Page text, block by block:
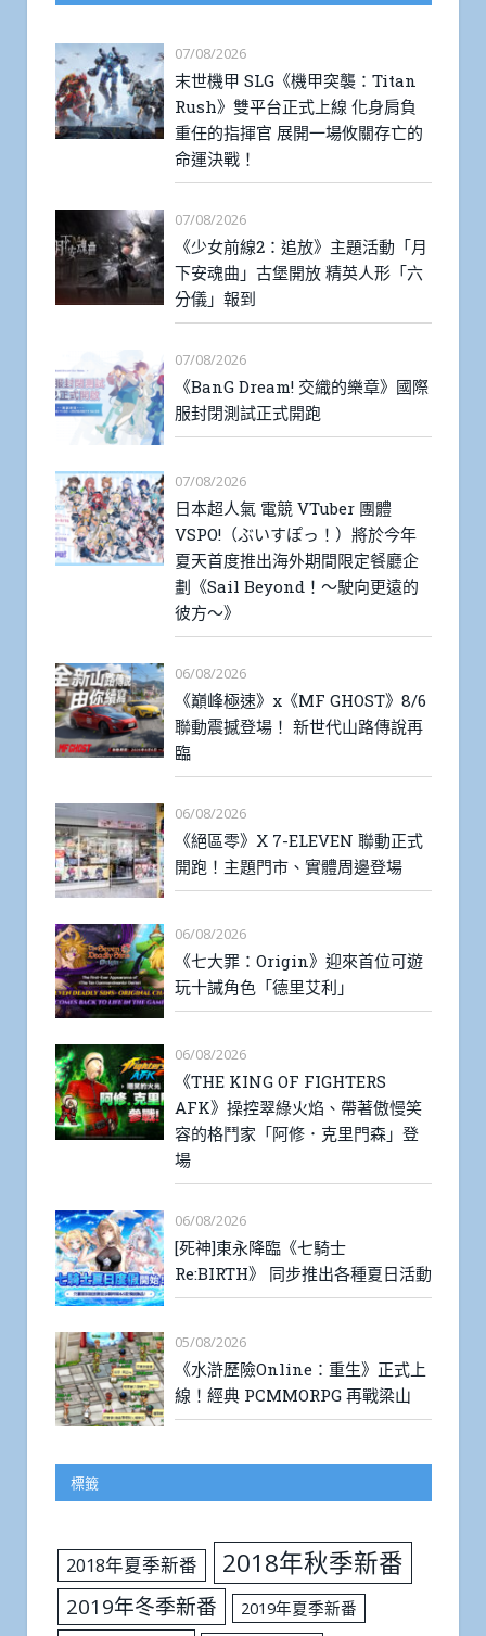
07/08/2026
末世機甲 SLG《機甲突襲：Titan
Rush》雙平台正式上線 化身肩負
重任的指揮官 展開一場攸關存亡的
命運決戰！
07/08/2026
《少女前線2：追放》主題活動「月
下安魂曲」古堡開放 精英人形「六
分儀」報到
07/08/2026
《BanG Dream! 交織的樂章》國際
服封閉測試正式開跑
07/08/2026
日本超人氣 電競 VTuber 團體
VSPO!（ぶいすぽっ！）將於今年
夏天首度推出海外期間限定餐廳企
劃《Sail Beyond！～駛向更遠的
彼方～》
06/08/2026
《巔峰極速》x《MF GHOST》8/6
聯動震撼登場！ 新世代山路傳說再
臨
06/08/2026
《絕區零》X 7-ELEVEN 聯動正式
開跑！主題門市、實體周邊登場
06/08/2026
《七大罪：Origin》迎來首位可遊
玩十誡角色「德里艾利」
06/08/2026
《THE KING OF FIGHTERS
AFK》操控翠綠火焰、帶著傲慢笑
容的格鬥家「阿修．克里門森」登
場
06/08/2026
[死神]東永降臨《七騎士
Re:BIRTH》 同步推出各種夏日活動
05/08/2026
《水滸歷險Online：重生》正式上
線！經典 PCMMORPG 再戰梁山
標籤
2018年夏季新番 2018年秋季新番
2019年冬季新番
2019年夏季新番